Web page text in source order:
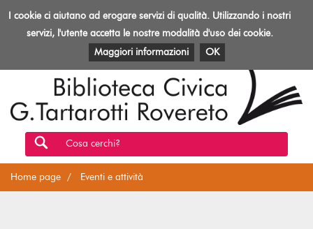
Toggle
Biblioteca
Rovereto
EVENTI E ATTIVITÀ PATRIMONIO E RISORSE
Cosa cerchi?
Home page Eventi e attività
I cookie ci aiutano ad erogare servizi di qualità. Utilizzando i nostri
servizi, l'utente accetta le nostre modalità d'uso dei cookie.
Maggiori informazioni
OK